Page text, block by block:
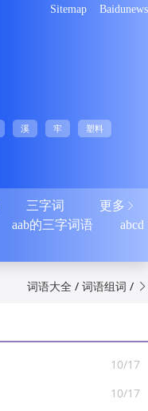
Sitemap Baidunews
溪 牢 塑料
更多 
三字词
aab的三字词语
abcd
词语大全 / 词语组词 / 
10/17
10/17